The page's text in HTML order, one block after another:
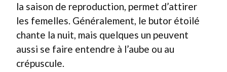
la saison de reproduction, permet d’attirer
les femelles. Généralement, le butor étoilé
chante la nuit, mais quelques un peuvent
aussi se faire entendre à l’aube ou au
crépuscule.